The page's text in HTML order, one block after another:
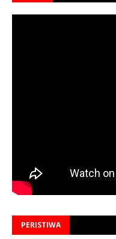
PERISTIWA